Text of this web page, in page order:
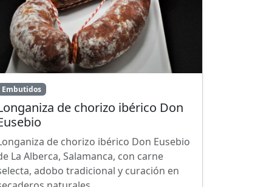
Embutidos
de chorizo ibérico Don
de chorizo ibérico Don Eusebio
La Alberca, Salamanca, con carne
adobo tradicional y curación en